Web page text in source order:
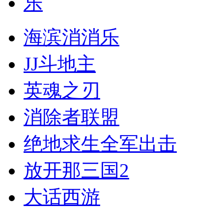
海滨消消乐
JJ斗地主
英魂之刃
消除者联盟
绝地求生全军出击
放开那三国2
大话西游